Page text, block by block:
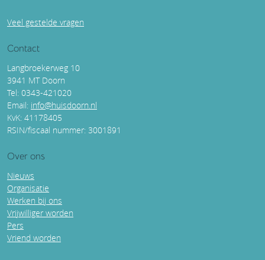
Veel gestelde vragen
Contact
Langbroekerweg 10
3941 MT Doorn
Tel: 0343-421020
Email: info@huisdoorn.nl
KvK: 41178405
RSIN/fiscaal nummer: 3001891
Over ons
Nieuws
Organisatie
Werken bij ons
Vrijwilliger worden
Pers
Vriend worden